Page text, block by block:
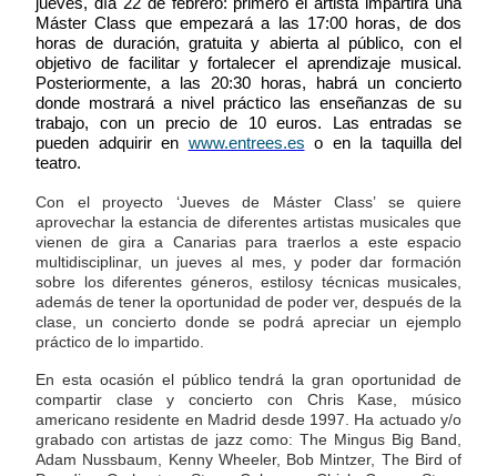
jueves, día 22 de febrero: primero el artista impartirá una
Máster Class que empezará a las 17:00 horas, de dos
horas de duración, gratuita y abierta al público, con el
objetivo de facilitar y fortalecer el aprendizaje musical.
Posteriormente, a las 20:30 horas, habrá un concierto
donde mostrará a nivel práctico las enseñanzas de su
trabajo, con un precio de 10 euros. Las entradas se
pueden adquirir en www.entrees.es o en la taquilla del
teatro.
Con el proyecto ‘Jueves de Máster Class’ se quiere
aprovechar la estancia de diferentes artistas musicales que
vienen de gira a Canarias para traerlos a este espacio
multidisciplinar, un jueves al mes, y poder dar formación
sobre los diferentes géneros, estilosy técnicas musicales,
además de tener la oportunidad de poder ver, después de la
clase, un concierto donde se podrá apreciar un ejemplo
práctico de lo impartido.
En esta ocasión el público tendrá la gran oportunidad de
compartir clase y concierto con Chris Kase, músico
americano residente en Madrid desde 1997. Ha actuado y/o
grabado con artistas de jazz como: The Mingus Big Band,
Adam Nussbaum, Kenny Wheeler, Bob Mintzer, The Bird of